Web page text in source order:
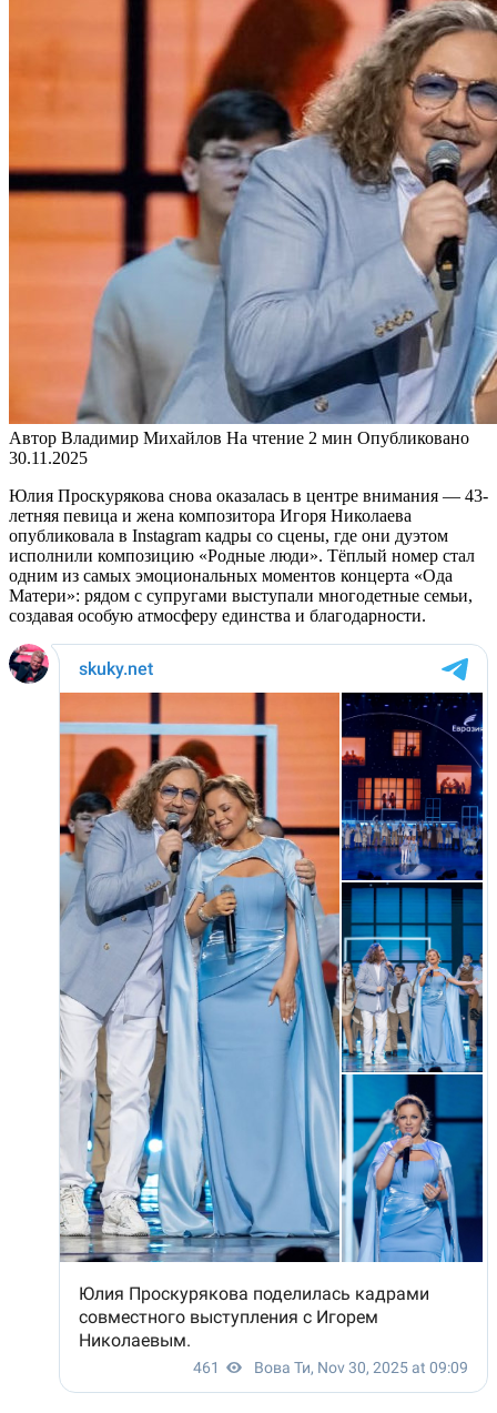
Автор Владимир Михайлов На чтение 2 мин Опубликовано
30.11.2025
Юлия Проскурякова снова оказалась в центре внимания — 43-
летняя певица и жена композитора Игоря Николаева
опубликовала в Instagram кадры со сцены, где они дуэтом
исполнили композицию «Родные люди». Тёплый номер стал
одним из самых эмоциональных моментов концерта «Ода
Матери»: рядом с супругами выступали многодетные семьи,
создавая особую атмосферу единства и благодарности.